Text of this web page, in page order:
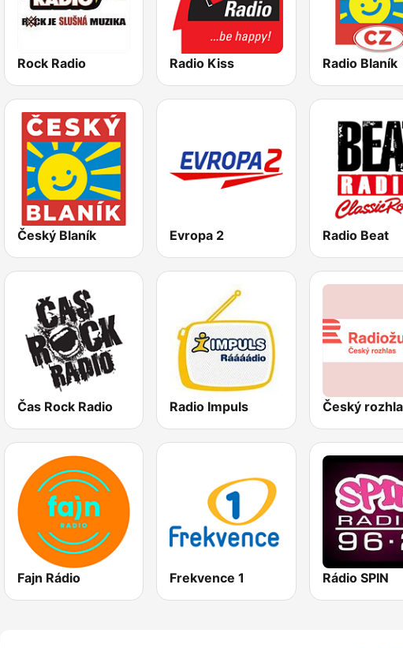
Rock Radio Radio Kiss Radio Blaník
Český Blaník Evropa 2 Radio Beat
Čas Rock Radio Radio Impuls
Fajn Rádio Frekvence 1 Rádio SPIN